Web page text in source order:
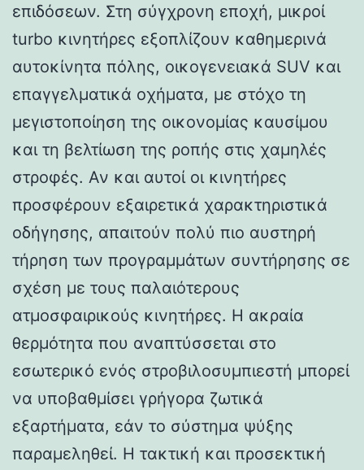
επιδόσεων. Στη σύγχρονη εποχή, μικροί
turbo κινητήρες εξοπλίζουν καθημερινά
αυτοκίνητα πόλης, οικογενειακά SUV και
επαγγελματικά οχήματα, με στόχο τη
μεγιστοποίηση της οικονομίας καυσίμου
και τη βελτίωση της ροπής στις χαμηλές
στροφές. Αν και αυτοί οι κινητήρες
προσφέρουν εξαιρετικά χαρακτηριστικά
οδήγησης, απαιτούν πολύ πιο αυστηρή
τήρηση των προγραμμάτων συντήρησης σε
σχέση με τους παλαιότερους
ατμοσφαιρικούς κινητήρες. Η ακραία
θερμότητα που αναπτύσσεται στο
εσωτερικό ενός στροβιλοσυμπιεστή μπορεί
να υποβαθμίσει γρήγορα ζωτικά
εξαρτήματα, εάν το σύστημα ψύξης
παραμεληθεί. Η τακτική και προσεκτική